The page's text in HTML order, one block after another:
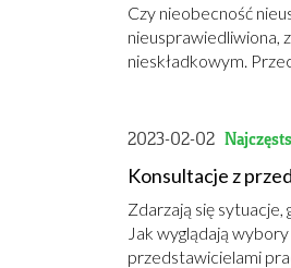
Czy nieobecność
nieusprawiedliwiona,
nieskładkowym.
2023-02-02
Konsultacje z
Zdarzają się
Jak wyglądają
przedstawicielami